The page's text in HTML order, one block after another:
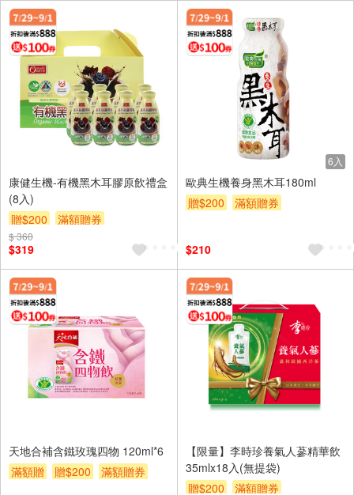
康健生機-有機黑木耳膠原飲禮盒
(8入)
贈$200
滿額贈券
$ 360
$319
6入
歐典生機養身黑木耳180ml
贈$200
滿額贈券
$210
天地合補含鐵玫瑰四物 120ml*6
滿額贈
贈$200 滿額贈券
【限量】李時珍養氣人蔘精華飲
35mlx18入(無提袋)
贈$200
滿額贈券